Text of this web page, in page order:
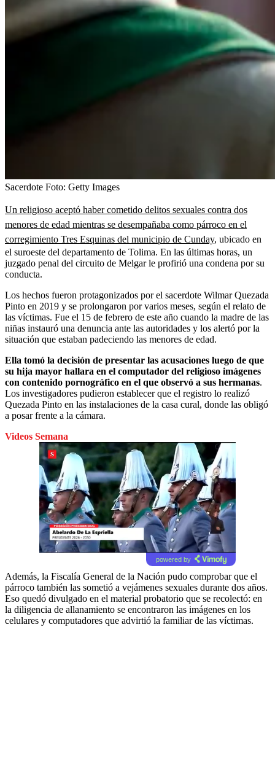
Sacerdote Foto: Getty Images
Un religioso aceptó haber cometido delitos sexuales contra dos
menores de edad mientras se desempañaba como párroco en el
corregimiento Tres Esquinas del municipio de Cunday, ubicado en
el suroeste del departamento de Tolima. En las últimas horas, un
juzgado penal del circuito de Melgar le profirió una condena por su
conducta.
Los hechos fueron protagonizados por el sacerdote Wilmar Quezada
Pinto en 2019 y se prolongaron por varios meses, según el relato de
las víctimas. Fue el 15 de febrero de este año cuando la madre de las
niñas instauró una denuncia ante las autoridades y los alertó por la
situación que estaban padeciendo las menores de edad.
Ella tomó la decisión de presentar las acusaciones luego de que
su hija mayor hallara en el computador del religioso imágenes
con contenido pornográfico en el que observó a sus hermanas.
Los investigadores pudieron establecer que el registro lo realizó
Quezada Pinto en las instalaciones de la casa cural, donde las obligó
a posar frente a la cámara.
Videos Semana
powered by
Además, la Fiscalía General de la Nación pudo comprobar que el
párroco también las sometió a vejámenes sexuales durante dos años.
Eso quedó divulgado en el material probatorio que se recolectó: en
la diligencia de allanamiento se encontraron las imágenes en los
celulares y computadores que advirtió la familiar de las víctimas.